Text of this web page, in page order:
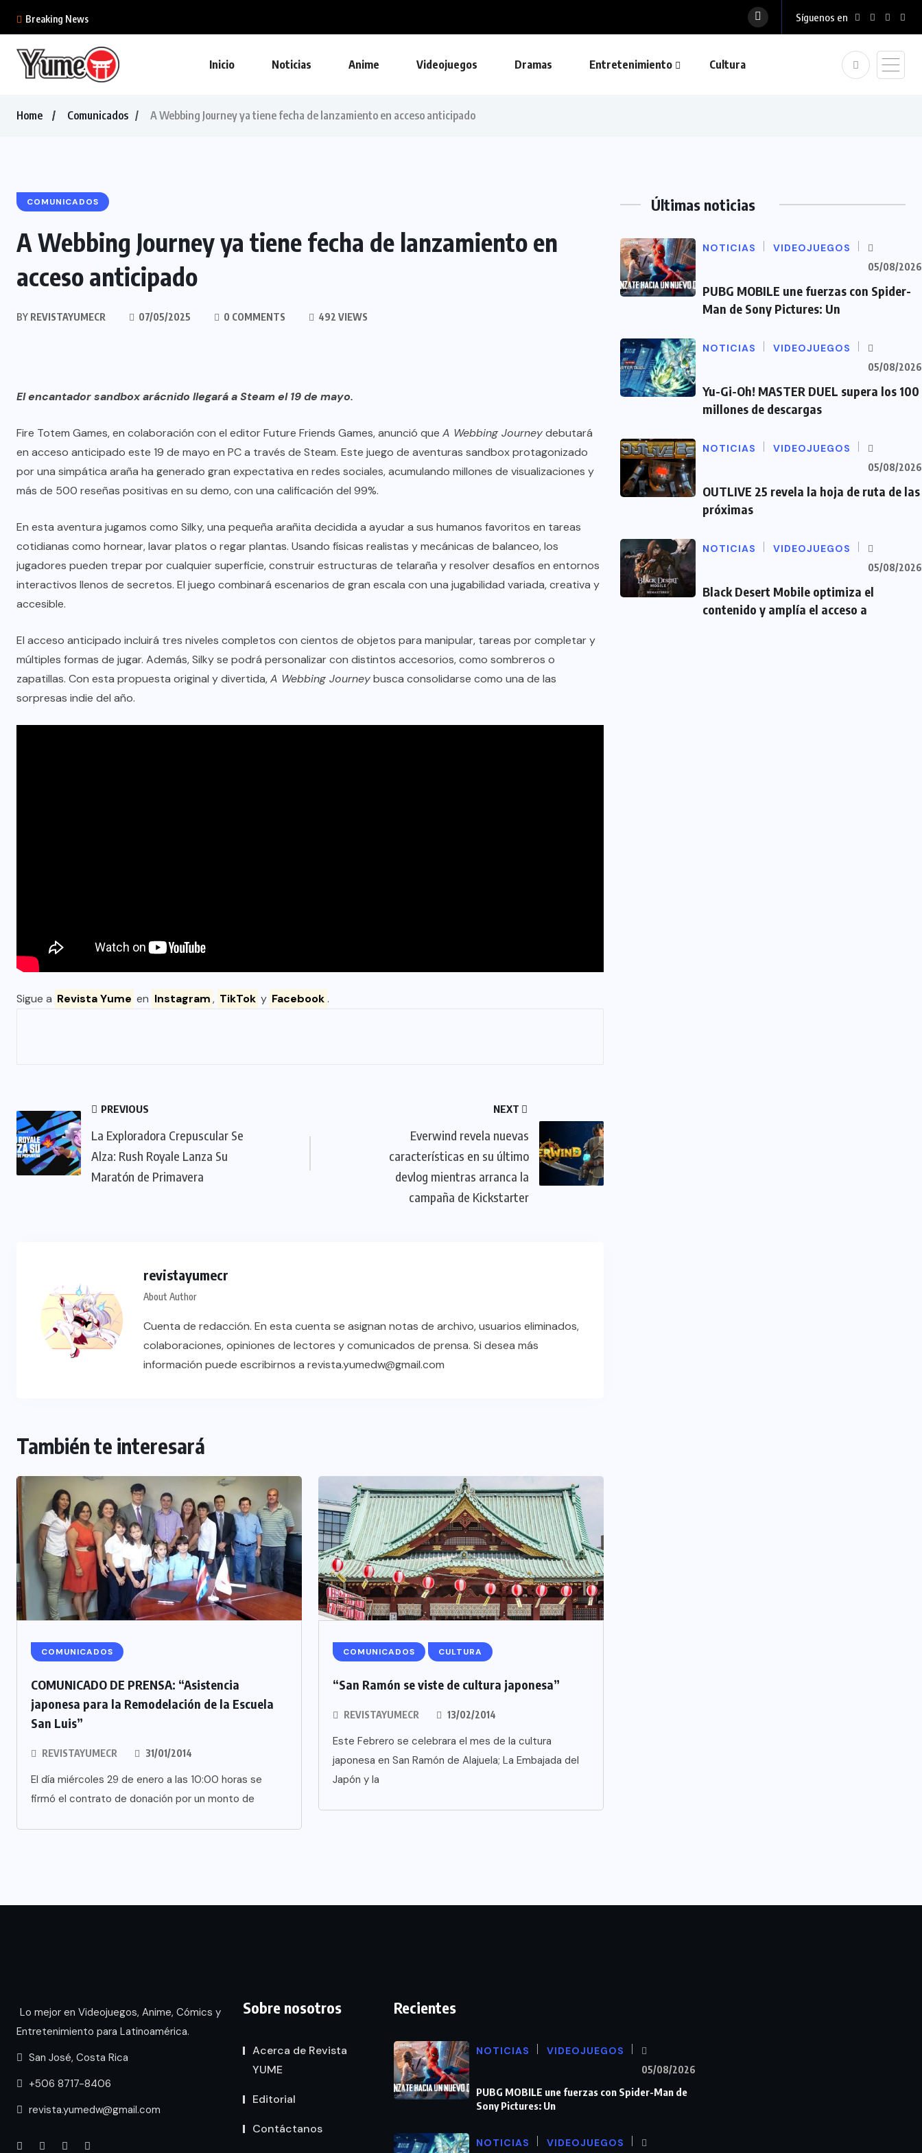
Breaking News Síguenos en
Inicio Noticias Anime Videojuegos Dramas Entretenimiento Cultura
Home Comunicados A Webbing Journey ya tiene fecha de lanzamiento en acceso anticipado
COMUNICADOS
A Webbing Journey ya tiene fecha de lanzamiento en
acceso anticipado
BY REVISTAYUMECR 07/05/2025 0 COMMENTS 492 VIEWS
El encantador sandbox arácnido llegará a Steam el 19 de mayo.
Fire Totem Games, en colaboración con el editor Future Friends Games, anunció que A Webbing Journeydebutará
en acceso anticipado este 19 de mayo en PC a través de Steam. Este juego de aventuras sandbox protagonizado
por una simpática araña ha generado gran expectativa en redes sociales, acumulando millones de visualizaciones y
más de 500 reseñas positivas en su demo, con una calificación del 99%.
En esta aventura jugamos como Silky, una pequeña arañita decidida a ayudar a sus humanos favoritos en tareas
cotidianas como hornear, lavar platos o regar plantas. Usando físicas realistas y mecánicas de balanceo, los
jugadores pueden trepar por cualquier superficie, construir estructuras de telaraña y resolver desafíos en entornos
interactivos llenos de secretos. El juego combinará escenarios de gran escala con una jugabilidad variada, creativa y
accesible.
El acceso anticipado incluirá tres niveles completos con cientos de objetos para manipular, tareas por completar y
múltiples formas de jugar. Además, Silky se podrá personalizar con distintos accesorios, como sombreros o
zapatillas. Con esta propuesta original y divertida,A Webbing Journeybusca consolidarse como una de las
sorpresas indie del año.
Sigue a Revista Yume en Instagram, TikTok y Facebook.
PREVIOUS
La Exploradora Crepuscular Se
Alza: Rush Royale Lanza Su
Maratón de Primavera
NEXT
Everwind revela nuevas
características en su último
devlog mientras arranca la
campaña de Kickstarter
revistayumecr
About Author
Cuenta de redacción. En esta cuenta se asignan notas de archivo, usuarios eliminados,
colaboraciones, opiniones de lectores y comunicados de prensa. Si desea más
información puede escribirnos a revista.yumedw@gmail.com
También te interesará
COMUNICADOS
COMUNICADO DE PRENSA: “Asistencia
japonesa para la Remodelación de la Escuela
San Luis”
REVISTAYUMECR 31/01/2014
El día miércoles 29 de enero a las 10:00 horas se
firmó el contrato de donación por un monto de
COMUNICADOS CULTURA
“San Ramón se viste de cultura japonesa”
REVISTAYUMECR 13/02/2014
Este Febrero se celebrara el mes de la cultura
japonesa en San Ramón de Alajuela; La Embajada del
Japón y la
Últimas noticias
NOTICIAS VIDEOJUEGOS
05/08/2026
PUBG MOBILE une fuerzas con Spider-
Man de Sony Pictures: Un
NOTICIAS VIDEOJUEGOS
05/08/2026
Yu-Gi-Oh! MASTER DUEL supera los 100
millones de descargas
NOTICIAS VIDEOJUEGOS
05/08/2026
OUTLIVE 25 revela la hoja de ruta de las
próximas
NOTICIAS VIDEOJUEGOS
05/08/2026
Black Desert Mobile optimiza el
contenido y amplía el acceso a
Lo mejor en Videojuegos, Anime, Cómics y
Entretenimiento para Latinoamérica.
San José, Costa Rica
+506 8717-8406
revista.yumedw@gmail.com
Sobre nosotros
Acerca de Revista
YUME
Editorial
Contáctanos
Recientes
NOTICIAS VIDEOJUEGOS
05/08/2026
PUBG MOBILE une fuerzas con Spider-Man de
Sony Pictures: Un
NOTICIAS VIDEOJUEGOS